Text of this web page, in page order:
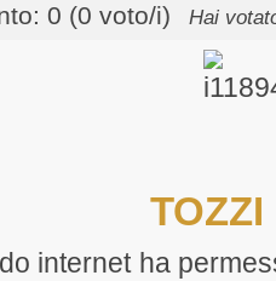
0 (0 voto/i)
Hai
TOZZI
internet ha